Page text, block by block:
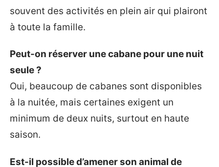
souvent des activités en plein air qui plairont
à toute la famille.
Peut-on réserver une cabane pour une nuit
seule ?
Oui, beaucoup de cabanes sont disponibles
à la nuitée, mais certaines exigent un
minimum de deux nuits, surtout en haute
saison.
Est-il possible d’amener son animal de